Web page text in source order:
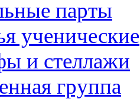
парты
ученические
и стеллажи
группа